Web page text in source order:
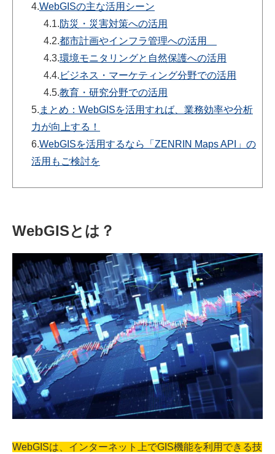
4.WebGISの主な活用シーン
4.1.防災・災害対策への活用
4.2.都市計画やインフラ管理への活用
4.3.環境モニタリングと自然保護への活用
4.4. ビジネス・マーケティング分野での活用
4.5.教育・研究分野での活用
5. まとめ：WebGISを活用すれば、業務効率や分析
力が向上する！
6.WebGISを活用するなら「ZENRIN Maps API」の
活用もご検討を
WebGISとは？
WebGISは、インターネット上でGIS機能を利用できる技